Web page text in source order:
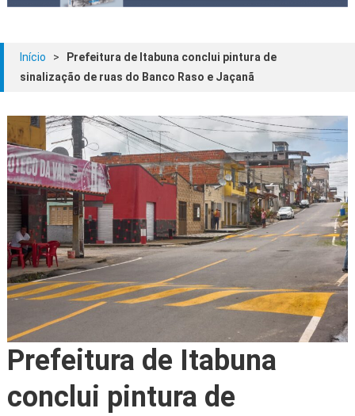
Início >
Prefeitura de Itabuna conclui pintura de
sinalização de ruas do Banco Raso e Jaçanã
Prefeitura de Itabuna
conclui pintura de